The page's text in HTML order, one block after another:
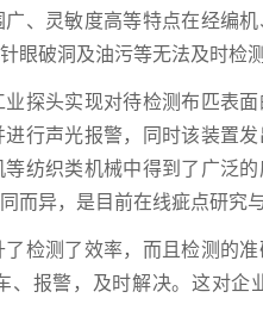
、灵敏度高等特点在经编
眼破洞及油污等无法及时检测
头实现对待检测布匹表面
行声光报警，同时该装置
纺织类机械中得到了广泛
而异，是目前在线疵点研究
测了效率，而且检测的准
、报警，及时解决。这对